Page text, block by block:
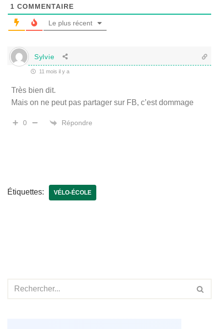
1 COMMENTAIRE
Le plus récent
Sylvie
11 mois il y a
Très bien dit.
Mais on ne peut pas partager sur FB, c’est dommage
0 Répondre
Étiquettes: VÉLO-ÉCOLE